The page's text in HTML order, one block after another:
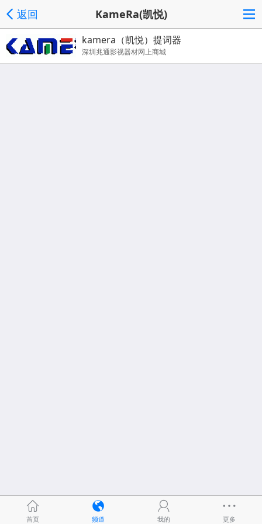
返回 KameRa(凯悦)
kamera（凯悦）提词器
深圳兆通影视器材网上商城
首页 频道 我的 更多